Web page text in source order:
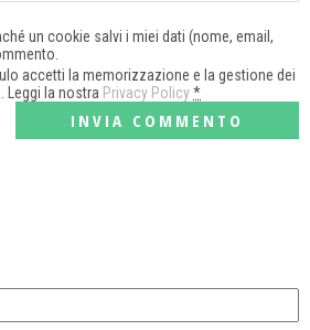
un cookie salvi i miei dati (nome, email,
accetti la memorizzazione e la gestione dei
Leggi la nostra Privacy Policy*